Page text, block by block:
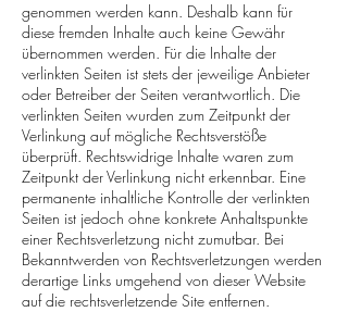
genommen werden kann. Deshalb kann für
diese fremden Inhalte auch keine Gewähr
übernommen werden. Für die Inhalte der
verlinkten Seiten ist stets der jeweilige Anbieter
oder Betreiber der Seiten verantwortlich. Die
verlinkten Seiten wurden zum Zeitpunkt der
Verlinkung auf mögliche Rechtsverstöße
überprüft. Rechtswidrige Inhalte waren zum
Zeitpunkt der Verlinkung nicht erkennbar. Eine
permanente inhaltliche Kontrolle der verlinkten
Seiten ist jedoch ohne konkrete Anhaltspunkte
einer Rechtsverletzung nicht zumutbar. Bei
Bekanntwerden von Rechtsverletzungen werden
derartige Links umgehend von dieser Website
auf die rechtsverletzende Site entfernen.